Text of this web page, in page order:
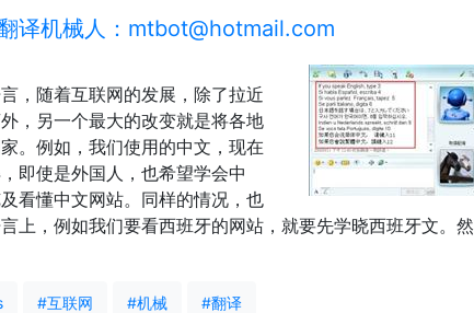
译机械人： mtbot@hotmail.com
，随着互联网的发展，除了拉近
，另一个最大的改变就是将各地
。例如，我们使用的中文，现在
即使是外国人，也希望学会中
看懂中文网站。同样的情况，也
上，例如我们要看西班牙的网站，就要先学晓西班牙文。然
#互联网 #机械 #翻译